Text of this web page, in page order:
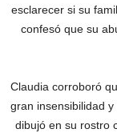
esclarecer si su
confesó que su
Claudia corroboró
gran insensibilidad
dibujó en su rostro